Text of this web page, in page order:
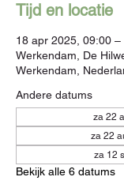
Tijd en locatie
18 apr 2025, 09:00 –
Werkendam, De
Werkendam,
Andere datums
za 22
za 22
za 12
Bekijk alle 6 datums